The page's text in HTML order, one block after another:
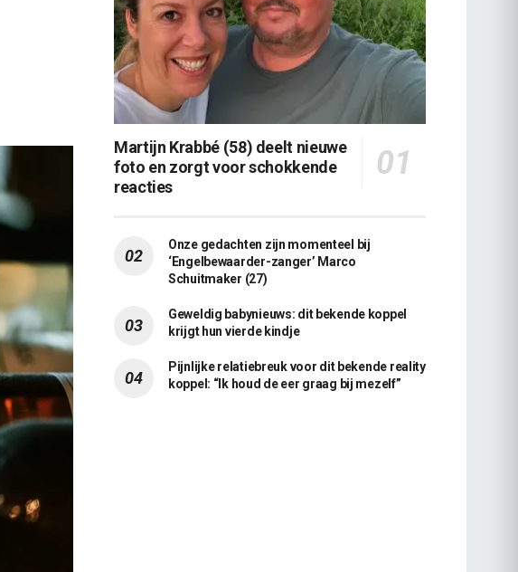
Martijn Krabbé (58) deelt nieuwe
foto en zorgt voor schokkende
reacties
Onze gedachten zijn momenteel bij
‘Engelbewaarder-zanger’ Marco
Schuitmaker (27)
Geweldig babynieuws: dit bekende koppel
krijgt hun vierde kindje
Pijnlijke relatiebreuk voor dit bekende reality
koppel: “Ik houd de eer graag bij mezelf”